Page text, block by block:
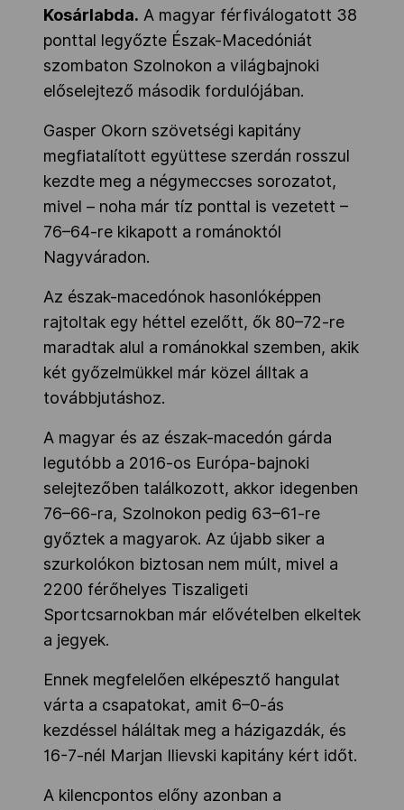
Kosárlabda. A magyar férfiválogatott 38
ponttal legyőzte Észak-Macedóniát
szombaton Szolnokon a világbajnoki
előselejtező második fordulójában.
Gasper Okorn szövetségi kapitány
megfiatalított együttese szerdán rosszul
kezdte meg a négymeccses sorozatot,
mivel – noha már tíz ponttal is vezetett –
76–64-re kikapott a románoktól
Nagyváradon.
Az észak-macedónok hasonlóképpen
rajtoltak egy héttel ezelőtt, ők 80–72-re
maradtak alul a románokkal szemben, akik
két győzelmükkel már közel álltak a
továbbjutáshoz.
A magyar és az észak-macedón gárda
legutóbb a 2016-os Európa-bajnoki
selejtezőben találkozott, akkor idegenben
76–66-ra, Szolnokon pedig 63–61-re
győztek a magyarok. Az újabb siker a
szurkolókon biztosan nem múlt, mivel a
2200 férőhelyes Tiszaligeti
Sportcsarnokban már elővételben elkeltek
a jegyek.
Ennek megfelelően elképesztő hangulat
várta a csapatokat, amit 6–0-ás
kezdéssel háláltak meg a házigazdák, és
16-7-nél Marjan Ilievski kapitány kért időt.
A kilencpontos előny azonban a